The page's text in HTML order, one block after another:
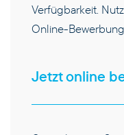
Verfügbarkeit.
Online-
Jetzt online